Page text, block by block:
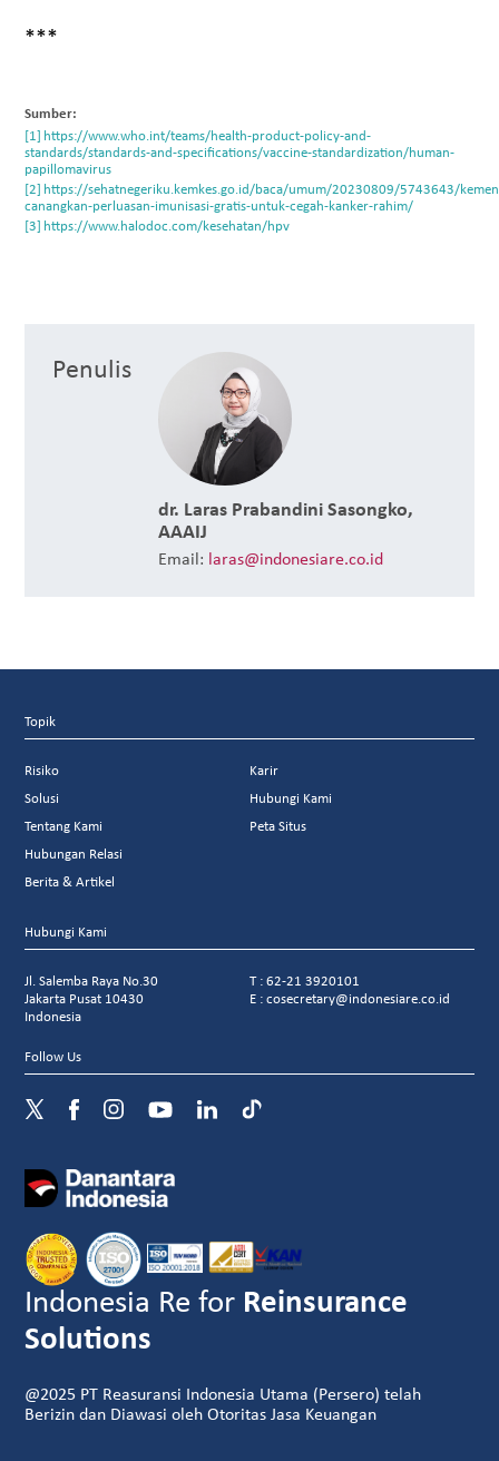
***
Sumber:
https://www.who.int/teams/health-product-policy-and-
standards/standards-and-specifications/vaccine-standardization/human-
papillomavirus
https://sehatnegeriku.kemkes.go.id/baca/umum/20230809/5743643/
canangkan-perluasan-imunisasi-gratis-untuk-cegah-kanker-rahim/
https://www.halodoc.com/kesehatan/hpv
Penulis
dr. Laras Prabandini Sasongko,
AAAIJ
Email: laras@indonesiare.co.id
Topik
Risiko
Solusi
Tentang Kami
Hubungan Relasi
Berita & Artikel
Karir
Hubungi Kami
Peta Situs
Hubungi Kami
Jl. Salemba Raya No.30
Jakarta Pusat 10430
Indonesia
T : 62-21 3920101
E : cosecretary@indonesiare.co.id
Follow Us
Indonesia Re for Reinsurance
Solutions
@2025 PT Reasuransi Indonesia Utama (Persero) telah
Berizin dan Diawasi oleh Otoritas Jasa Keuangan